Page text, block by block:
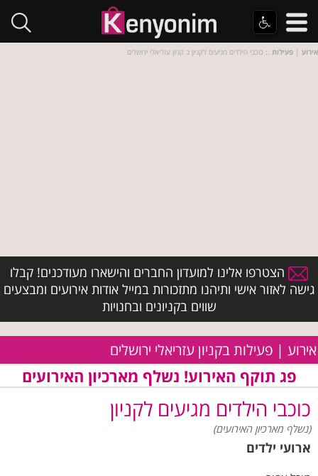
אירוע | פעילות :: כוכבי הילדים מגיעים לקניון ב קניון עזריאלי ירושלים
הצטרפו אלינו למועדון החברים והישארו מעודכנים! קבלו
גישה לאזור אישי ותיהנו מתזכורות במייל אודות אירועים ומבצעים
שווים בקניונים ובחנויות
אירוע | פעילות בקניון עזריאלי ירושלים
פג תוקף האירוע! נשלף מארכיון האירועים
כוכבי הילדים מגיעים לקניון
(נשלף מארכיון האירועים)
ארועי ילדים